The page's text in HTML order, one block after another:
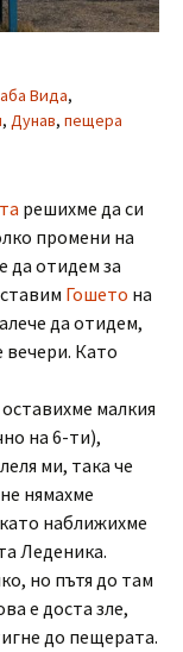
Вида,
, Дунав, пещера
решихме да си
промени на
да отидем за
Гошето на
да отидем,
вечери. Като
малкия
на 6-ти),
ми, така че
нямахме
наближихме
Леденика.
но пътя до там
е доста зле,
до пещерата.